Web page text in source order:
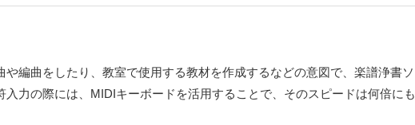
編曲をしたり、教室で使用する教材を作成するなどの意図で、楽譜浄書ソ
力の際には、MIDIキーボードを活用することで、そのスピードは何倍にも